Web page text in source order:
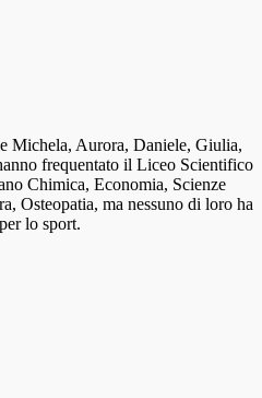
Michela, Aurora, Daniele, Giulia,
frequentato il Liceo Scientifico
Chimica, Economia, Scienze
Osteopatia, ma nessuno di loro ha
lo sport.